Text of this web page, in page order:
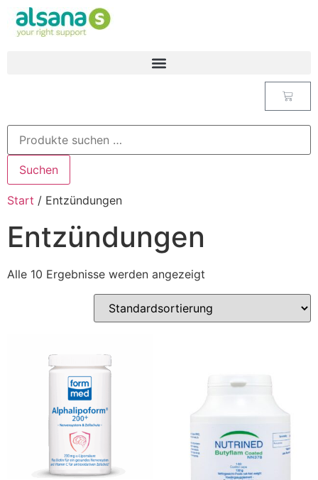
Suchen
Start / Entzündungen
Entzündungen
Alle 10 Ergebnisse werden angezeigt